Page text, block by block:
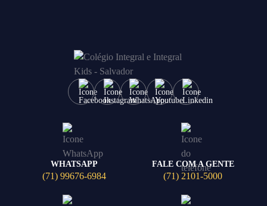
WHATSAPP
(71) 99676-6984
FALE COM A GENTE
(71) 2101-5000